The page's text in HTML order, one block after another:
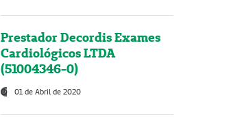
Prestador Decordis Exames
Cardiológicos LTDA
(51004346-0)
01 de Abril de 2020